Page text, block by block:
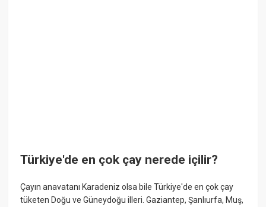
Türkiye'de en çok çay nerede içilir?
Çayın anavatanı Karadeniz olsa bile Türkiye'de en çok çay
tüketen Doğu ve Güneydoğu illeri. Gaziantep, Şanlıurfa, Muş,